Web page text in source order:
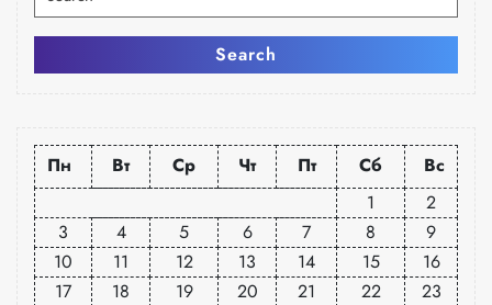
Search
Пн Вт Ср Чт Пт Сб
Вс
1
2
3
4 5 6 7 8
9
10
11 12 13 14 15
16
17
18 19 20 21 22
23